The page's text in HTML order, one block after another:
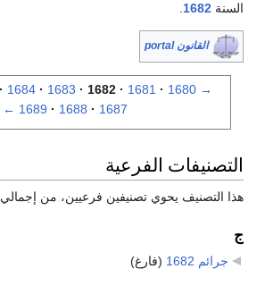
السنة 1682
القانون portal
→
1680
1681
1682
1683
1684
1687
1688
1689
←
التصنيفات الفرعية
هذا التصنيف يحوي تصنيفين فرعيين، من إجمالي 2.
ج
جرائم 1682 (فارغ)